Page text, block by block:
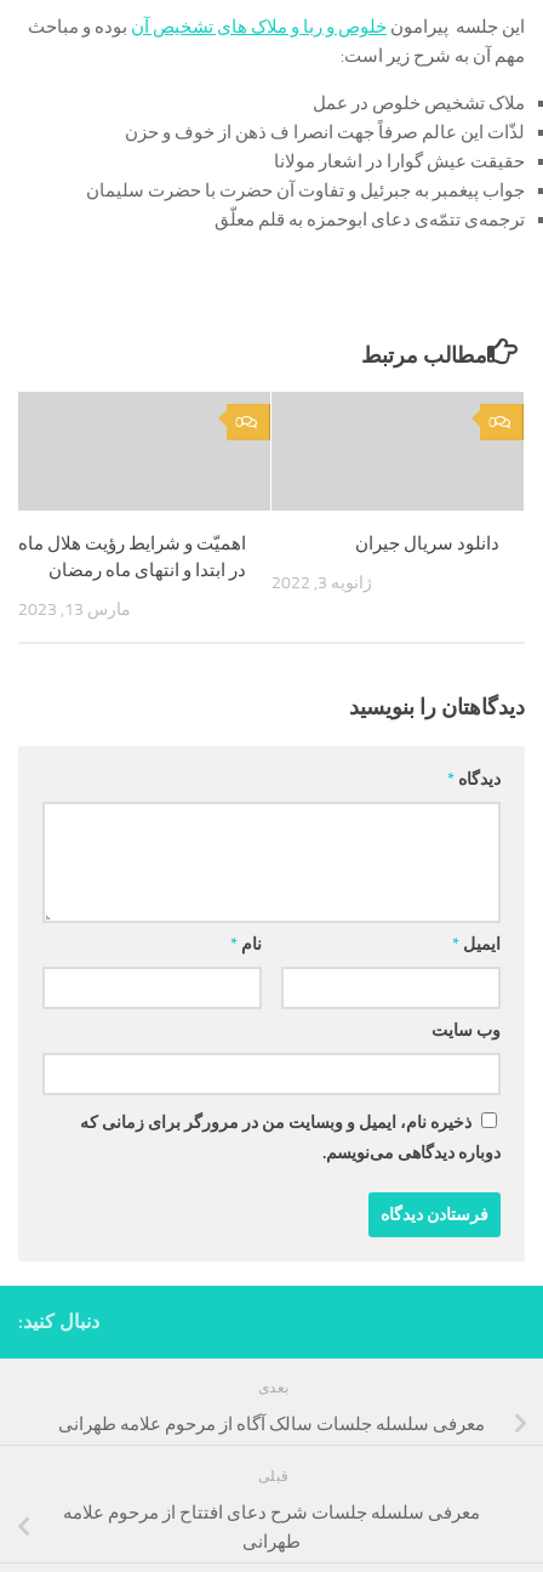
این جلسه پیرامون خلوص و ربا و ملاک های تشخیص آن بوده و مباحث
مهم آن به شرح زیر است:
ملاک تشخیص خلوص در عمل
لذّات این عالم صرفاً جهت انصرا ف ذهن از خوف و حزن
حقیقت عیش گوارا در اشعار مولانا
جواب پیغمبر به جبرئیل و تفاوت آن حضرت با حضرت سلیمان
ترجمه‌ی تتمّه‌ی دعای ابوحمزه به قلم معلّق
مطالب مرتبط
0
اهمیّت و شرایط رؤیت هلال ماه
در ابتدا و انتهای ماه رمضان
مارس 13, 2023
0
دانلود سریال جیران
ژانویه 3, 2022
دیدگاهتان را بنویسید
دیدگاه *
نام * ایمیل *
وب‌ سایت
ذخیره نام، ایمیل و وبسایت من در مرورگر برای زمانی که
دوباره دیدگاهی می‌نویسم.
دنبال کنید:
بعدی
معرفی سلسله جلسات سالک آگاه از مرحوم علامه طهرانی
قبلی
معرفی سلسله جلسات شرح دعای افتتاح از مرحوم علامه
طهرانی